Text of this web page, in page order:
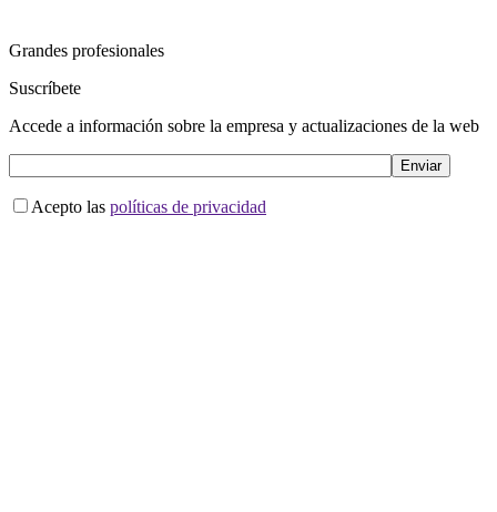
Grandes profesionales
Suscríbete
Accede a información sobre la empresa y actualizaciones de la web
Acepto las políticas de privacidad